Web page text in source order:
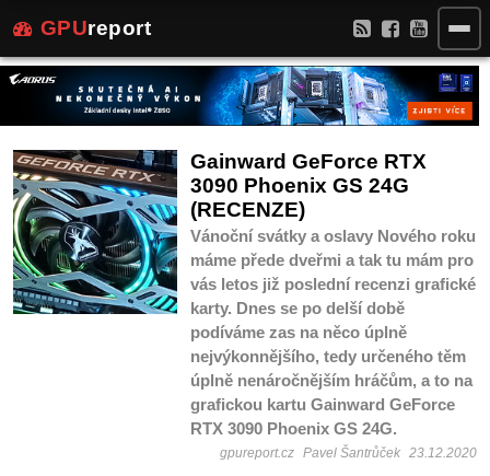
GPUreport
Gainward GeForce RTX
3090 Phoenix GS 24G
(RECENZE)
Vánoční svátky a oslavy Nového roku
máme přede dveřmi a tak tu mám pro
vás letos již poslední recenzi grafické
karty. Dnes se po delší době
podíváme zas na něco úplně
nejvýkonnějšího, tedy určeného těm
úplně nenáročnějším hráčům, a to na
grafickou kartu Gainward GeForce
RTX 3090 Phoenix GS 24G.
gpureport.cz Pavel Šantrůček 23.12.2020